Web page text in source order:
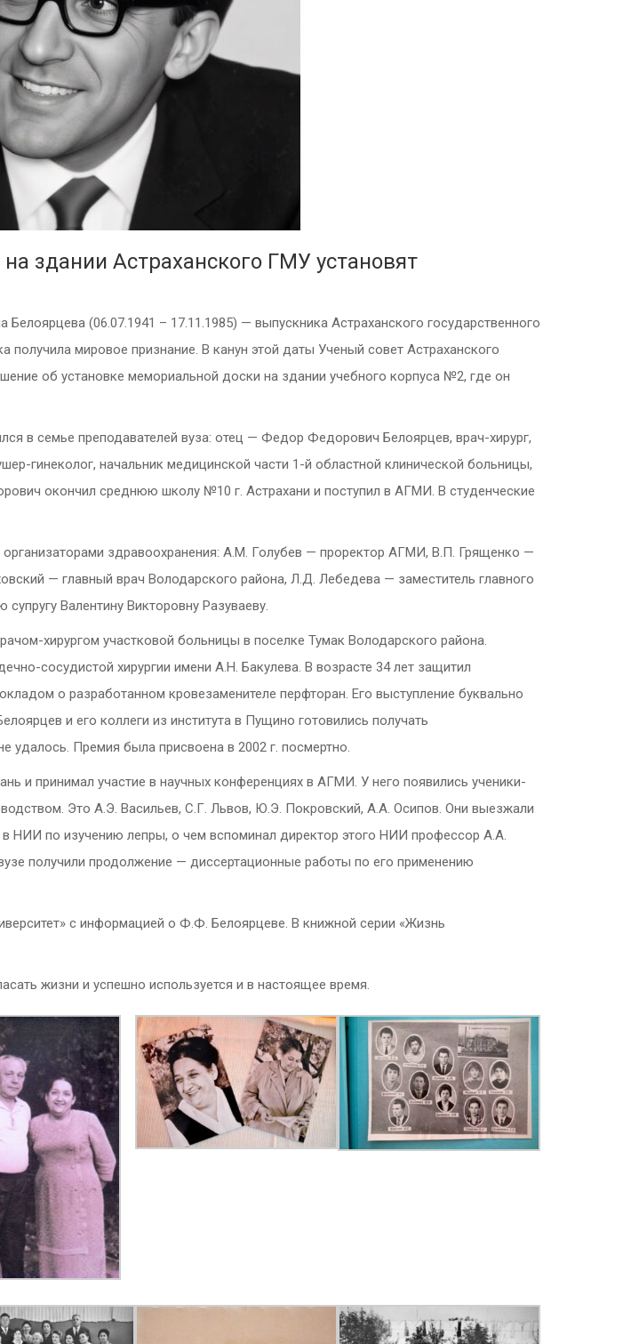
здании Астраханского ГМУ установят
(06.07.1941 – 17.11.1985) — выпускника Астраханского государственного
получила мировое признание. В канун этой даты Ученый совет Астраханского
об установке мемориальной доски на здании учебного корпуса №2, где он
в семье преподавателей вуза: отец — Федор Федорович Белоярцев, врач-хирург,
гинеколог, начальник медицинской части 1-й областной клинической больницы,
окончил среднюю школу №10 г. Астрахани и поступил в АГМИ. В студенческие
организаторами здравоохранения: А.М. Голубев — проректор АГМИ, В.П. Грященко —
— главный врач Володарского района, Л.Д. Лебедева — заместитель главного
Валентину Викторовну Разуваеву.
хирургом участковой больницы в поселке Тумак Володарского района.
сосудистой хирургии имени А.Н. Бакулева. В возрасте 34 лет защитил
о разработанном кровезаменителе перфторан. Его выступление буквально
и его коллеги из института в Пущино готовились получать
Премия была присвоена в 2002 г. посмертно.
и принимал участие в научных конференциях в АГМИ. У него появились ученики-
Это А.Э. Васильев, С.Г. Львов, Ю.Э. Покровский, А.А. Осипов. Они выезжали
НИИ по изучению лепры, о чем вспоминал директор этого НИИ профессор А.А.
получили продолжение — диссертационные работы по его применению
с информацией о Ф.Ф. Белоярцеве. В книжной серии «Жизнь
жизни и успешно используется и в настоящее время.